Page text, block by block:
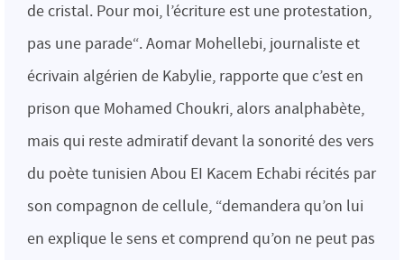
de cristal. Pour moi, l’écriture est une protestation,
pas une parade“. Aomar Mohellebi, journaliste et
écrivain algérien de Kabylie, rapporte que c’est en
prison que Mohamed Choukri, alors analphabète,
mais qui reste admiratif devant la sonorité des vers
du poète tunisien Abou EI Kacem Echabi récités par
son compagnon de cellule, “demandera qu’on lui
en explique le sens et comprend qu’on ne peut pas